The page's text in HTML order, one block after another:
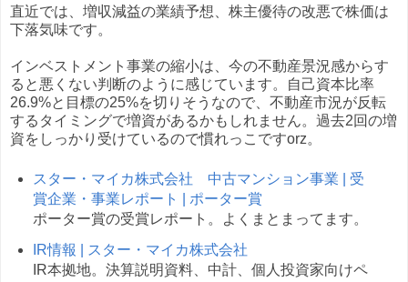
直近では、増収減益の業績予想、株主優待の改悪で株価は
下落気味です。
インベストメント事業の縮小は、今の不動産景況感からす
ると悪くない判断のように感じています。自己資本比率
26.9%と目標の25%を切りそうなので、不動産市況が反転
するタイミングで増資があるかもしれません。過去2回の増
資をしっかり受けているので慣れっこですorz。
スター・マイカ株式会社 中古マンション事業 | 受
賞企業・事業レポート | ポーター賞
ポーター賞の受賞レポート。よくまとまってます。
IR情報 | スター・マイカ株式会社
IR本拠地。決算説明資料、中計、個人投資家向けペ